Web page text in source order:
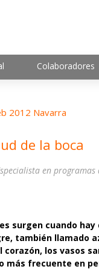
Colaboradores
2012 Navarra
de la boca
en
surgen cuando
también llamado
los vasos
más frecuente en